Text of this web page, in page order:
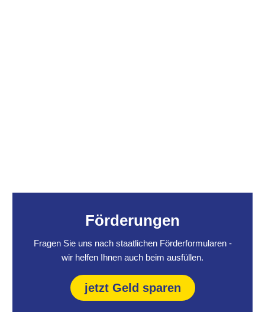
Förderungen
Fragen Sie uns nach staatlichen Förderformularen -
wir helfen Ihnen auch beim ausfüllen.
jetzt Geld sparen